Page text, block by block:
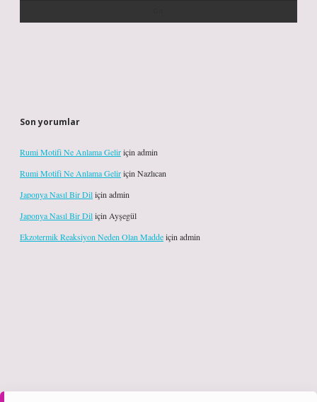
Son yorumlar
Rumi Motifi Ne Anlama Geliriçin admin
Rumi Motifi Ne Anlama Geliriçin Nazlıcan
Japonya Nasıl Bir Diliçin admin
Japonya Nasıl Bir Diliçin Ayşegül
Ekzotermik Reaksiyon Neden Olan Maddeiçin admin